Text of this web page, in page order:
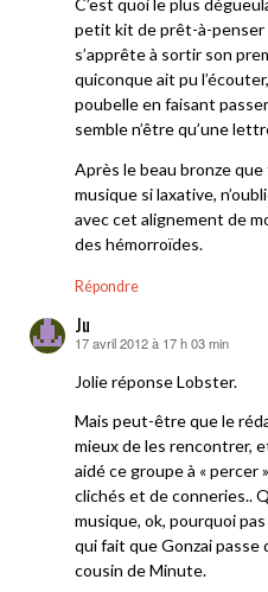
C’est quoi le plus
petit kit de prêt-à-penser
s’apprête à sortir son
quiconque ait pu
poubelle en faisant
semble n’être qu’une
Après le beau bronze
musique si laxative,
avec cet alignement de
des hémorroïdes.
Répondre
Ju
dit :
17 avril 2012 à 17 h 03 min
Jolie réponse Lobster.
Mais peut-être que le
mieux de les rencontrer,
aidé ce groupe à « percer
clichés et de conneries..
musique, ok, pourquoi
qui fait que Gonzai passe
cousin de Minute.